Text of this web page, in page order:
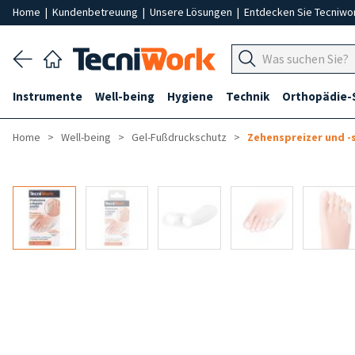
Home | Kundenbetreuung | Unsere Lösungen | Entdecken Sie
Instrumente Well-being Hygiene Technik Orthopädie-
Home Well-being Gel-Fußdruckschutz Zehenspreizer und -